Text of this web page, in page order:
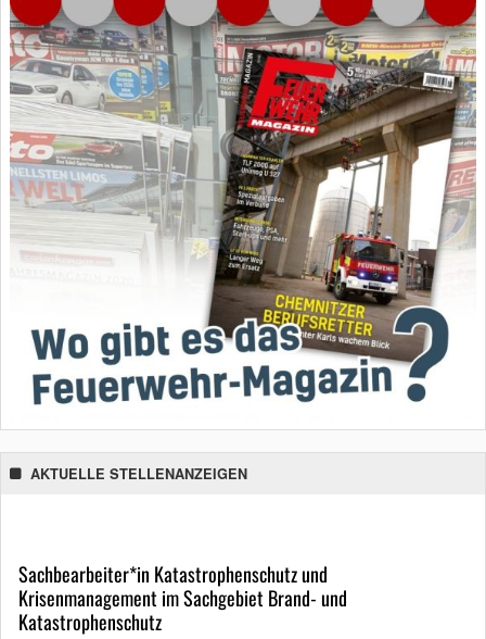
AKTUELLE STELLENANZEIGEN
Sachbearbeiter*in Katastrophenschutz und
Krisenmanagement im Sachgebiet Brand- und
Katastrophenschutz